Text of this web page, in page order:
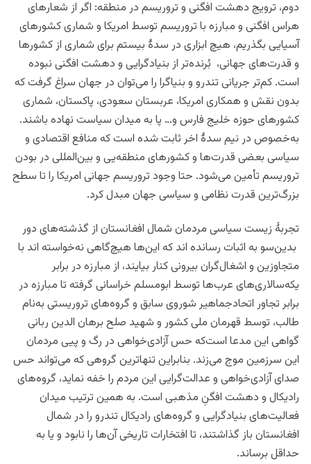
دوم، ترویج دهشت افگنی و تروریسم در منطقه: اگر از شعارهای
هراس افگنی و مبارزه با تروریسم توسط امریکا و شماری کشورهای
آسیایی بگذریم، هیچ ابزاری در سدۀ بیستم برای شماری از کشورها
و قدرت‌های جهانی، بُرنده‌تر از بنیادگرایی و دهشت افگنی نبوده
است. کم‌تر جریانی تندرو و بنیاگرا را می‌توان در جهان سراغ گرفت که
بدون نقش و همکاری امریکا، عربستان سعودی، پاکستان، شماری
کشورهای حوزه خلیج فارس و… پا به میدان سیاست نهاده باشند.
به‌خصوص در نیم سدۀ اخر ثابت شده است که منافع اقتصادی و
سیاسی بعضی قدرت‌ها و کشورهای منطقه‌یی و بین‌المللی در بودن
تروریسم تأمین می‌شود. حتا وجود تروریسم جهانی امریکا را تا سطح
بزرگ‌ترین قدرت نظامی و سیاسی جهان مبدل کرد.
تجربۀ زیست سیاسی مردمان شمال افغانستان از گذشته‌های دور
بدین‌سو به اثبات رسانده اند که این‌ها هیچ‌گاهی نه‌خواسته اند با
متجاوزین و اشغال‌گران بیرونی کنار بیایند، از مبارزه در برابر
یکه‌سالاری‌های عرب‌ها توسط ابومسلم خراسانی گرفته تا مبارزه در
برابر تجاور اتحادجماهیر شوروی سابق و گروه‌های تروریستی به‌نام
طالب، توسط قهرمان ملی کشور و شهید صلح برهان الدین ربانی
گواهی این مدعا است‌که حس آزادی‌خواهی در رگ و پیی مردمان
این سرزمین موج می‌زند. بنابراین تنهاترین گروهی که می‌تواند حس
صدای آزادی‌خواهی و عدالت‌گرایی این مردم را خفه نماید، گروه‌های
رادیکال و دهشت افگنِ مذهبی است. به همین ترتیب میدان
فعالیت‌های بنیادگرایی و گروه‌های رادیکال تندرو را در شمال
افغانستان باز گذاشتند، تا افتخارات تاریخی آن‌ها را نابود و یا به
حداقل برساند.